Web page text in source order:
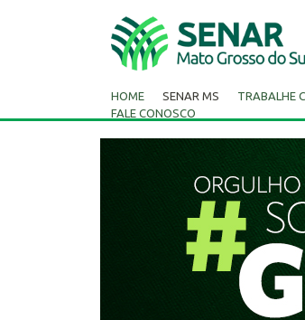
HOME SENAR MS TRABALHE
FALE CONOSCO